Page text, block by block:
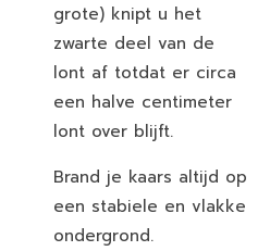
grote) knipt u het
zwarte deel van de
lont af totdat er circa
een halve centimeter
lont over blijft.
Brand je kaars altijd op
een stabiele en vlakke
ondergrond.